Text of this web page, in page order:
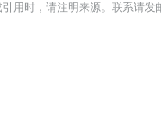
用时，请注明来源。联系请发